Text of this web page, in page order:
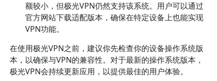
额较小，但极光VPN仍然支持该系统。用户可以通过
官方网站下载适配版本，确保在特定设备上也能实现
VPN功能。
在使用极光VPN之前，建议你先检查你的设备操作系统版
本，以确保与VPN的兼容性。对于最新的操作系统版本，
极光VPN会持续更新应用，以提供最佳的用户体验。